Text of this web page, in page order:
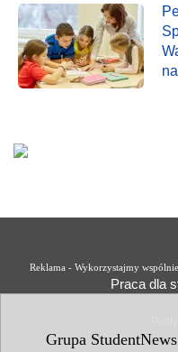
Grupa
Reklama - Wykorzystajmy
Praca dla